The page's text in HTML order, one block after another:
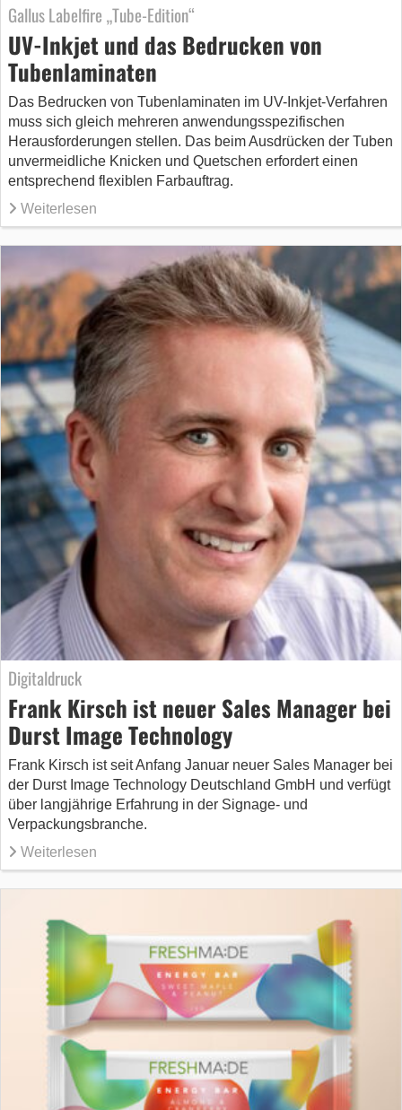
Gallus Labelfire „Tube-Edition“
UV-Inkjet und das Bedrucken von
Tubenlaminaten
Das Bedrucken von Tubenlaminaten im UV-Inkjet-Verfahren
muss sich gleich mehreren anwendungsspezifischen
Herausforderungen stellen. Das beim Ausdrücken der Tuben
unvermeidliche Knicken und Quetschen erfordert einen
entsprechend flexiblen Farbauftrag.
Weiterlesen
Digitaldruck
Frank Kirsch ist neuer Sales Manager bei
Durst Image Technology
Frank Kirsch ist seit Anfang Januar neuer Sales Manager bei
der Durst Image Technology Deutschland GmbH und verfügt
über langjährige Erfahrung in der Signage- und
Verpackungsbranche.
Weiterlesen